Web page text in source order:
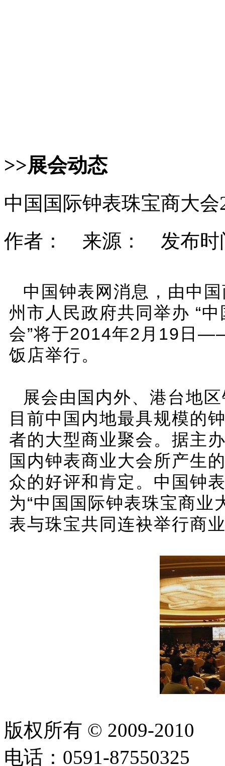
>>展会动态
中国国际钟表珠宝商大会
作者： 来源： 发布时
中国钟表网消息，由中
州市人民政府共同举办 “
会”将于2014年2月19日
饭店举行。
展会由国内外、港台地
目前中国内地最具规模的
者的大型商业聚会。据主
国内钟表商业大会所产生
众的好评和肯定。中国钟
为“中国国际钟表珠宝商业
表与珠宝共同连袂举行商
版权所有 © 2009-
电话：0591-